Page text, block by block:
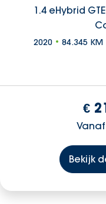
1.4 eHybrid
2020 •84.345 KM
€
Bekijk